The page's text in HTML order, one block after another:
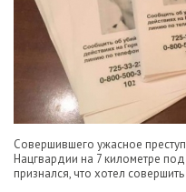
Совершившего ужасное
Нацгвардии на 7 километре
признался, что хотел совершить